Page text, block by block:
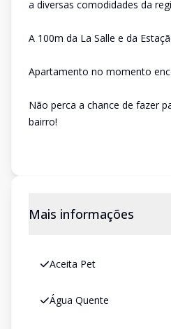
a diversas comodidades da
A 100m da La Salle e da
Apartamento no momento
Não perca a chance de fazer
bairro!
Mais informações
Aceita Pet
Água Quente